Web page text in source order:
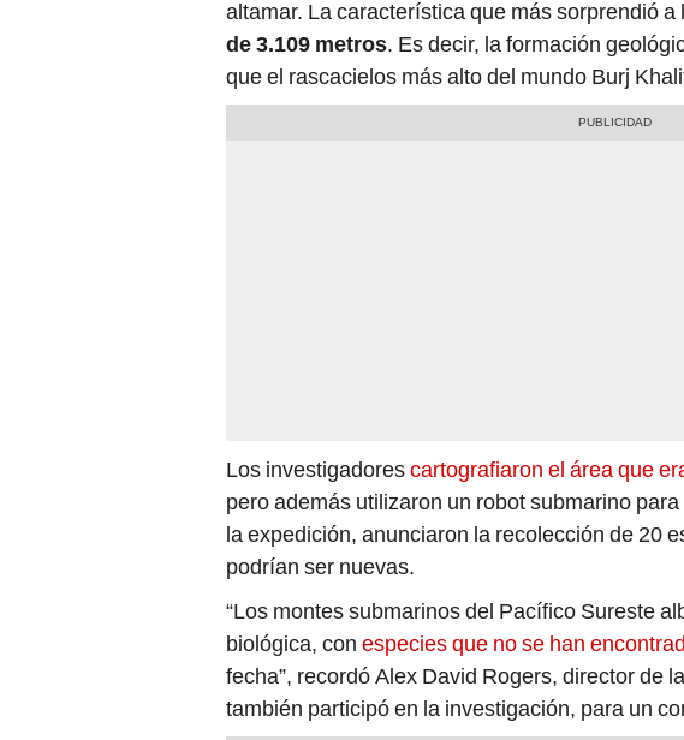
de 3.109 metros. Es decir, la formación
que el rascacielos más alto del mundo Burj
pero además utilizaron un robot submarino para
la expedición, anunciaron la recolección de 20
podrían ser nuevas.
“Los montes submarinos del Pacífico Sureste
biológica, conespecies que no se han
fecha”, recordó Alex David Rogers, director de
también participó en la investigación, para un